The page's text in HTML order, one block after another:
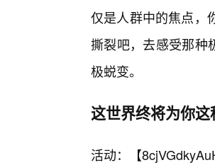
仅是人群中的焦点，
撕裂吧，去感受那种
极蜕变。
这世界终将为你
活动：【